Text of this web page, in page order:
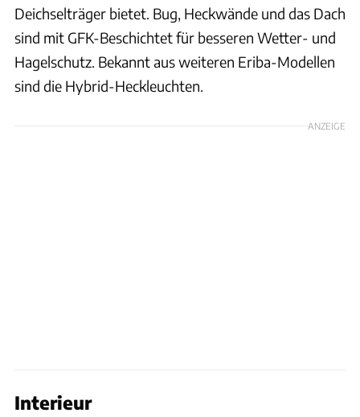
Deichselträger bietet. Bug, Heckwände und das Dach
sind mit GFK-Beschichtet für besseren Wetter- und
Hagelschutz. Bekannt aus weiteren Eriba-Modellen
sind die Hybrid-Heckleuchten.
ANZEIGE
Interieur